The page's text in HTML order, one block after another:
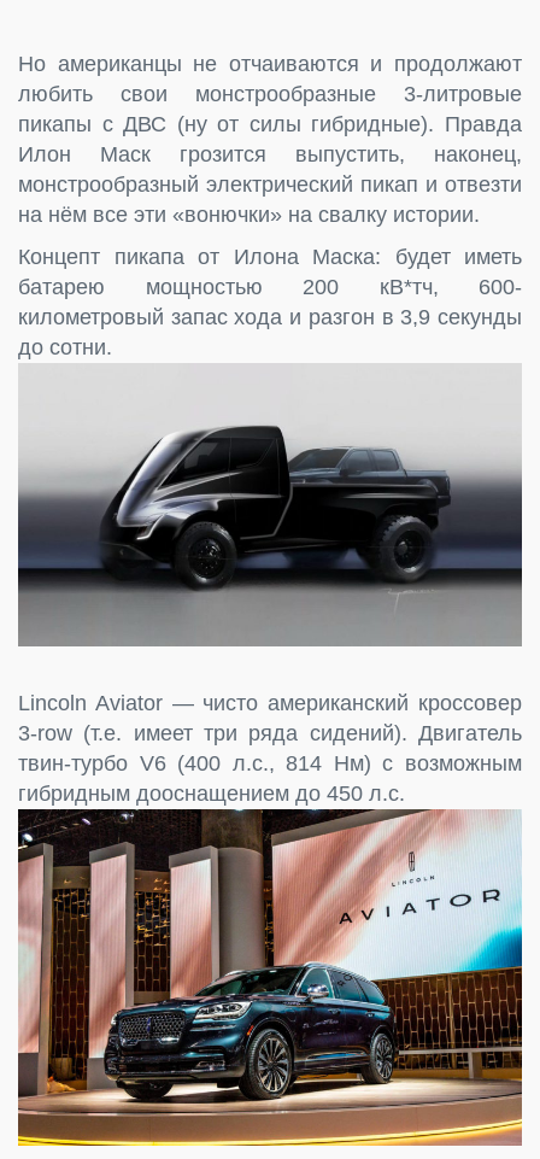
Но американцы не отчаиваются и продолжают
любить свои монстрообразные 3-литровые
пикапы с ДВС (ну от силы гибридные). Правда
Илон Маск грозится выпустить, наконец,
монстрообразный электрический пикап и отвезти
на нём все эти «вонючки» на свалку истории.
Концепт пикапа от Илона Маска: будет иметь
батарею мощностью 200 кВ*тч, 600-
километровый запас хода и разгон в 3,9 секунды
до сотни.
Lincoln Aviator — чисто американский кроссовер
3-row (т.е. имеет три ряда сидений). Двигатель
твин-турбо V6 (400 л.с., 814 Нм) с возможным
гибридным дооснащением до 450 л.с.